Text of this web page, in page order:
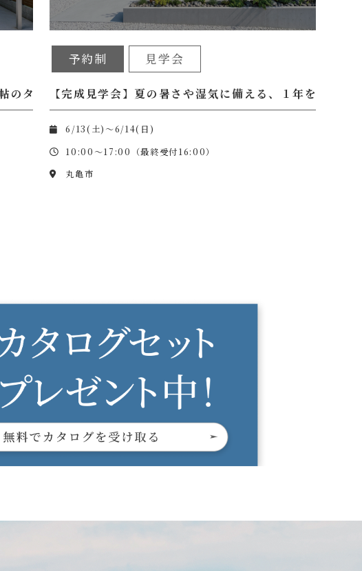
のタイルデッキがある平屋
予約制 見学会
【完成見学会】夏の暑さや湿気に備える、１年を通して
6/13(土)～6/14(日)
10:00～17:00（最終受付16:00）
丸亀市